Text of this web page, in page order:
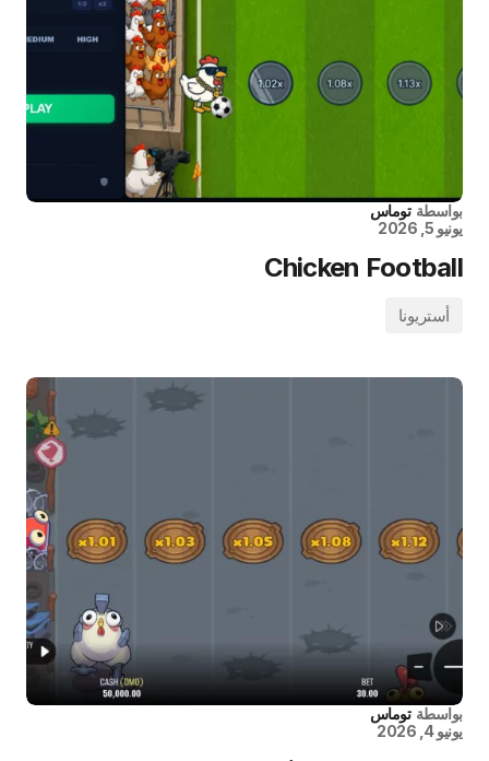
بواسطة توماس
يونيو 5, 2026
Chicken Football
أستريونا
بواسطة توماس
يونيو 4, 2026